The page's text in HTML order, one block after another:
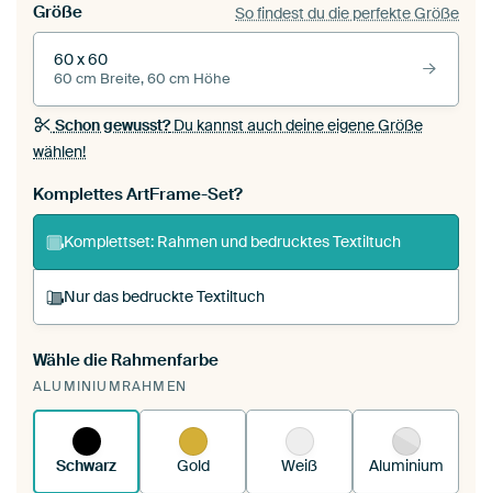
Größe So findest du die perfekte Größe
60 x 60
60 cm Breite, 60 cm Höhe
Schon gewusst?Du kannst auch deine eigene Größe
wählen!
Komplettes ArtFrame-Set?
Komplettset: Rahmen und bedrucktes Textiltuch
Nur das bedruckte Textiltuch
Du spannst einen wechselbaren Textiltuch in
deinen vorhandenen ArtFrame™.
funktioniert es.
Wähle die Rahmenfarbe
ALUMINIUMRAHMEN
Schwarz Gold Weiß Aluminium